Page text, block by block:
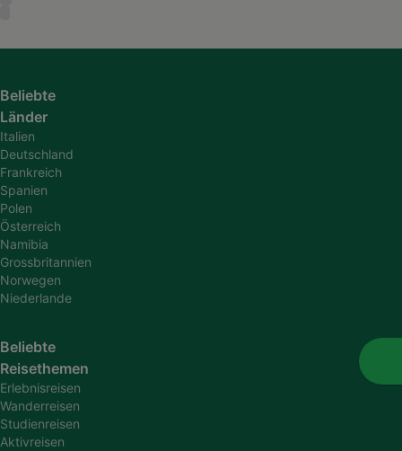
Beliebte
Länder
Italien
Deutschland
Frankreich
Spanien
Polen
Österreich
Namibia
Grossbritannien
Norwegen
Niederlande
Beliebte
Reisethemen
Erlebnisreisen
Wanderreisen
Studienreisen
Aktivreisen